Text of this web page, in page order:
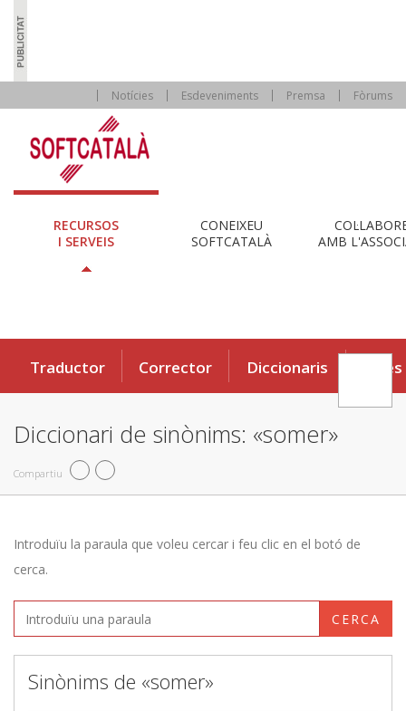
Notícies Esdeveniments Premsa Fòrums
RECURSOS
I SERVEIS
CONEIXEU
SOFTCATALÀ
AMB
Traductor Corrector Diccionaris Eines
Diccionari de sinònims: «somer»
Compartiu
Introduïu la paraula que voleu cercar i feu clic en el botó de
cerca.
CERCA
Sinònims de «somer»